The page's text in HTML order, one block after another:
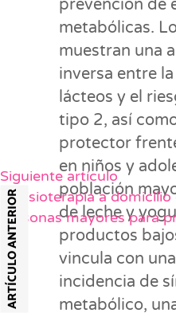
prevención de
metabólicas.
muestran una
inversa entre
lácteos y el
tipo 2, así
protector
en niños y
población
de leche y
productos
vincula con
incidencia de
metabólico,
ARTÍCULO ANTERIOR
Siguiente artículo
La fisioterapia a
personas mayores para